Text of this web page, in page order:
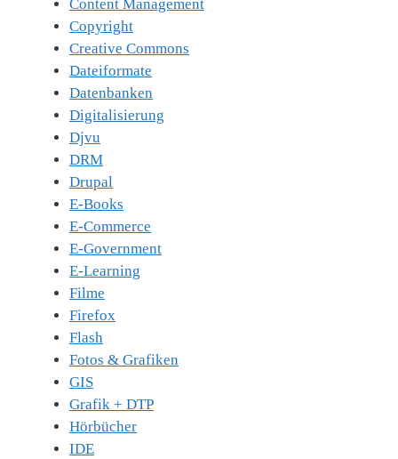
Content Management
Copyright
Creative Commons
Dateiformate
Datenbanken
Digitalisierung
Djvu
DRM
Drupal
E-Books
E-Commerce
E-Government
E-Learning
Filme
Firefox
Flash
Fotos & Grafiken
GIS
Grafik + DTP
Hörbücher
IDE